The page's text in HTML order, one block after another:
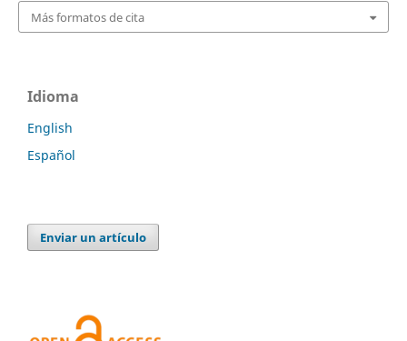
Más formatos de cita
Idioma
English
Español
Enviar un artículo